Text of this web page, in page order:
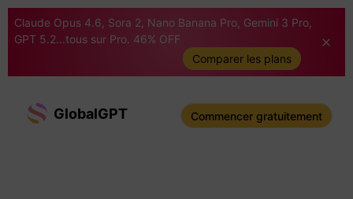
Claude Opus 4.6, Sora 2, Nano Banana Pro, Gemini 3 Pro,
GPT 5.2...tous sur Pro. 46% OFF
Comparer les plans
GlobalGPT Commencer gratuitement